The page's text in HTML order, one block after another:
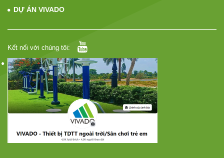
DỰ ÁN VIVADO
Kết nối với chúng tôi: